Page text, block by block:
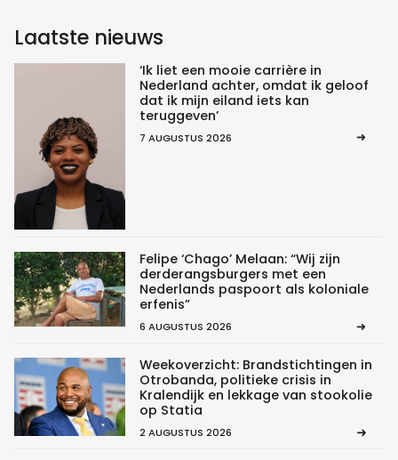
Laatste nieuws
‘Ik liet een mooie carrière in
Nederland achter, omdat ik geloof
dat ik mijn eiland iets kan
teruggeven’
7 AUGUSTUS 2026
Felipe ‘Chago’ Melaan: “Wij zijn
derderangsburgers met een
Nederlands paspoort als koloniale
erfenis”
6 AUGUSTUS 2026
Weekoverzicht: Brandstichtingen in
Otrobanda, politieke crisis in
Kralendijk en lekkage van stookolie
op Statia
2 AUGUSTUS 2026